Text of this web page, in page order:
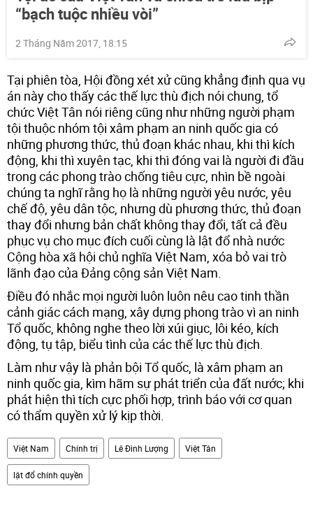
“bạch tuộc nhiều vòi”
2 Tháng Năm 2017, 18:15
Tại phiên tòa, Hội đồng xét xử cũng khẳng định qua vụ
án này cho thấy các thế lực thù địch nói chung, tổ
chức Việt Tân nói riêng cũng như những người phạm
tội thuộc nhóm tội xâm phạm an ninh quốc gia có
những phương thức, thủ đoạn khác nhau, khi thì kích
động, khi thì xuyên tạc, khi thì đóng vai là người đi đầu
trong các phong trào chống tiêu cực, nhìn bề ngoài
chúng ta nghĩ rằng họ là những người yêu nước, yêu
chế độ, yêu dân tộc, nhưng dù phương thức, thủ đoạn
thay đổi nhưng bản chất không thay đổi, tất cả đều
phục vụ cho mục đích cuối cùng là lật đổ nhà nước
Cộng hòa xã hội chủ nghĩa Việt Nam, xóa bỏ vai trò
lãnh đạo của Đảng cộng sản Việt Nam.
Điều đó nhắc mọi người luôn luôn nêu cao tinh thần
cảnh giác cách mạng, xây dựng phong trào vì an ninh
Tổ quốc, không nghe theo lời xúi giục, lôi kéo, kích
động, tụ tập, biểu tình của các thế lực thù địch.
Làm như vậy là phản bội Tổ quốc, là xâm phạm an
ninh quốc gia, kìm hãm sự phát triển của đất nước; khi
phát hiện thì tích cực phối hợp, trình báo với cơ quan
có thẩm quyền xử lý kịp thời.
Việt Nam Chính trị Lê Đình Lượng Việt Tân
lật đổ chính quyền